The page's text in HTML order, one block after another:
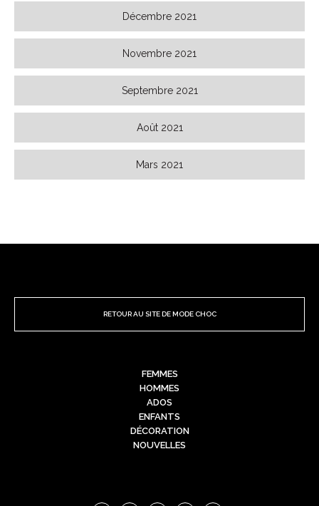
Décembre 2021
Novembre 2021
Septembre 2021
Août 2021
Mars 2021
RETOUR AU SITE DE MODE CHOC
FEMMES
HOMMES
ADOS
ENFANTS
DÉCORATION
NOUVELLES